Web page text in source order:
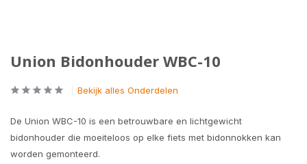
Union Bidonhouder WBC-10
Bekijk alles Onderdelen
De Union WBC-10 is een betrouwbare en lichtgewicht
bidonhouder die moeiteloos op elke fiets met bidonnokken kan
worden gemonteerd.